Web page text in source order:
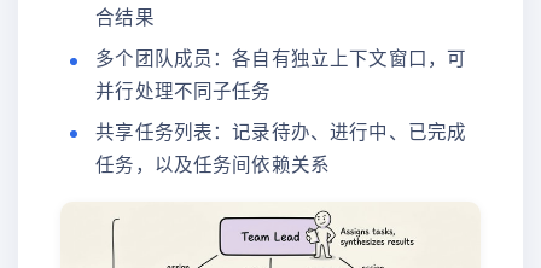
合结果
多个团队成员：各自有独立上下文窗口，可
并行处理不同子任务
共享任务列表：记录待办、进行中、已完成
任务，以及任务间依赖关系